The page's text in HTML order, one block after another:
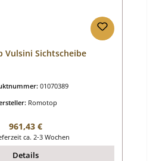
Vulsini Sichtscheibe
01070389
Romotop
Regulärer Preis:
961,43 €
ca. 2-3 Wochen
Details